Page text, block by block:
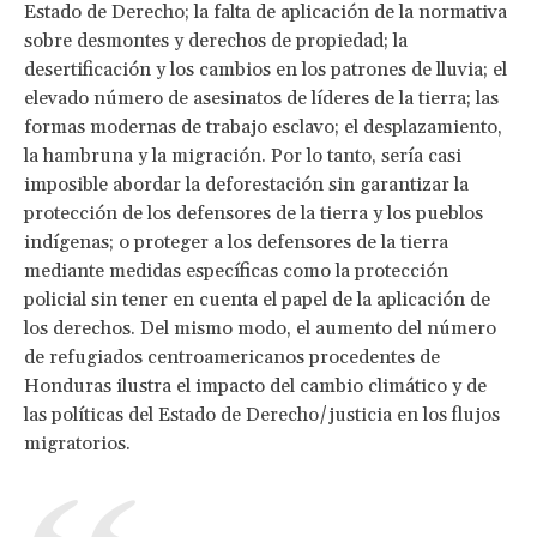
Estado de Derecho; la falta de aplicación de la normativa
sobre desmontes y derechos de propiedad; la
desertificación y los cambios en los patrones de lluvia; el
elevado número de asesinatos de líderes de la tierra; las
formas modernas de trabajo esclavo; el desplazamiento,
la hambruna y la migración. Por lo tanto, sería casi
imposible abordar la deforestación sin garantizar la
protección de los defensores de la tierra y los pueblos
indígenas; o proteger a los defensores de la tierra
mediante medidas específicas como la protección
policial sin tener en cuenta el papel de la aplicación de
los derechos. Del mismo modo, el aumento del número
de refugiados centroamericanos procedentes de
Honduras ilustra el impacto del cambio climático y de
las políticas del Estado de Derecho/justicia en los flujos
migratorios.